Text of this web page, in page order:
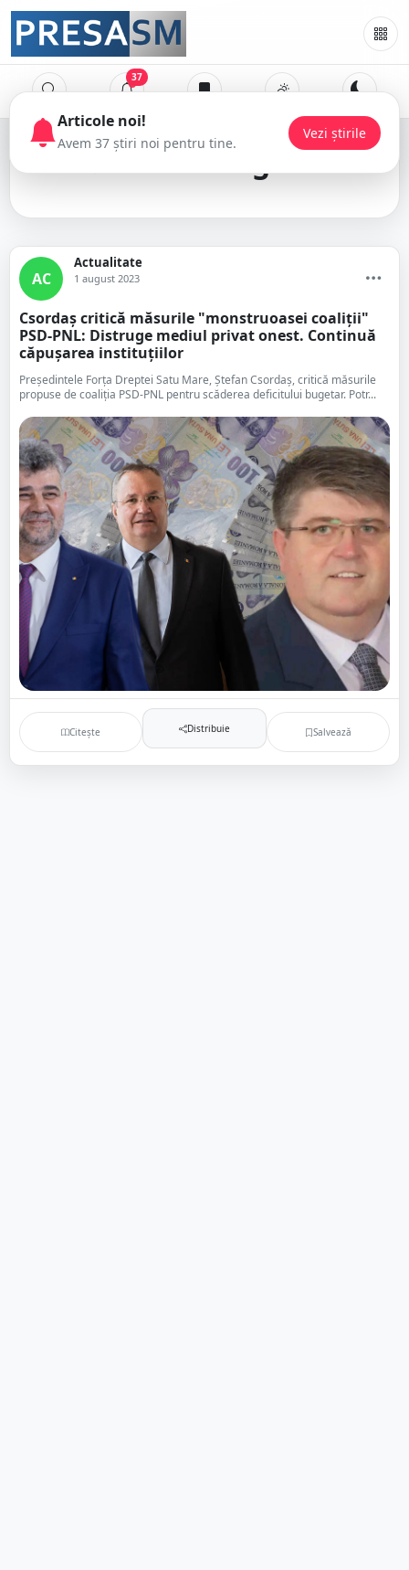
37
deficit bugetar
AC
Actualitate
1 august 2023
Csordaș critică măsurile "monstruoasei coaliții"
PSD-PNL: Distruge mediul privat onest. Continuă
căpușarea instituțiilor
Președintele Forța Dreptei Satu Mare, Ștefan Csordaș, critică măsurile
propuse de coaliția PSD-PNL pentru scăderea deficitului bugetar. Potr...
Citește Distribuie Salvează
Articole noi!
Avem 37 știri noi pentru tine.
Vezi știrile